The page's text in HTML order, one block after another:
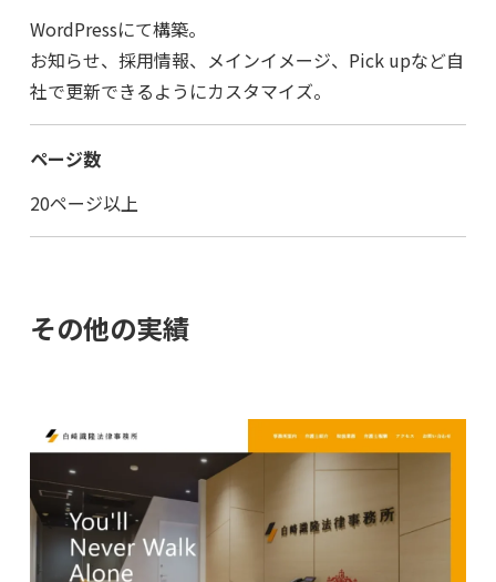
WordPressにて構築。
お知らせ、採用情報、メインイメージ、Pick upなど自
社で更新できるようにカスタマイズ。
ページ数
20ページ以上
その他の実績